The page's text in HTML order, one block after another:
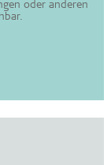
oder anderen